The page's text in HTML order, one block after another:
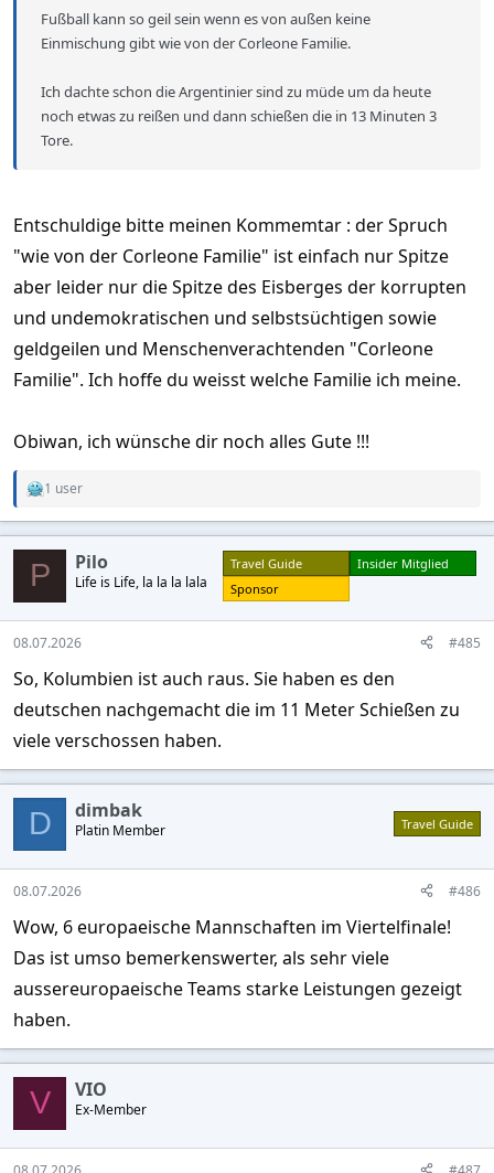
Fußball kann so geil sein wenn es von außen keine
Einmischung gibt wie von der Corleone Familie.
Ich dachte schon die Argentinier sind zu müde um da heute
noch etwas zu reißen und dann schießen die in 13 Minuten 3
Tore.
Entschuldige bitte meinen Kommemtar : der Spruch
"wie von der Corleone Familie" ist einfach nur Spitze
aber leider nur die Spitze des Eisberges der korrupten
und undemokratischen und selbstsüchtigen sowie
geldgeilen und Menschenverachtenden "Corleone
Familie". Ich hoffe du weisst welche Familie ich meine.
Obiwan, ich wünsche dir noch alles Gute !!!
R
c
o
n
s
:
1 user
P Pilo
Life is Life, la la la lala
Travel Guide
Insider Mitglied
Sponsor
08.07.2026 #485
So, Kolumbien ist auch raus. Sie haben es den
deutschen nachgemacht die im 11 Meter Schießen zu
viele verschossen haben.
D dimbak
Platin Member Travel Guide
08.07.2026 #486
Wow, 6 europaeische Mannschaften im Viertelfinale!
Das ist umso bemerkenswerter, als sehr viele
aussereuropaeische Teams starke Leistungen gezeigt
haben.
V VIO
Ex-Member